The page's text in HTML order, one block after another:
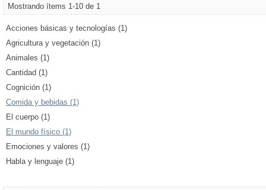
Mostrando ítems 1-10 de 1
Acciones básicas y tecnologías (1)
Agricultura y vegetación (1)
Animales (1)
Cantidad (1)
Cognición (1)
Comida y bebidas (1)
El cuerpo (1)
El mundo físico (1)
Emociones y valores (1)
Habla y lenguaje (1)